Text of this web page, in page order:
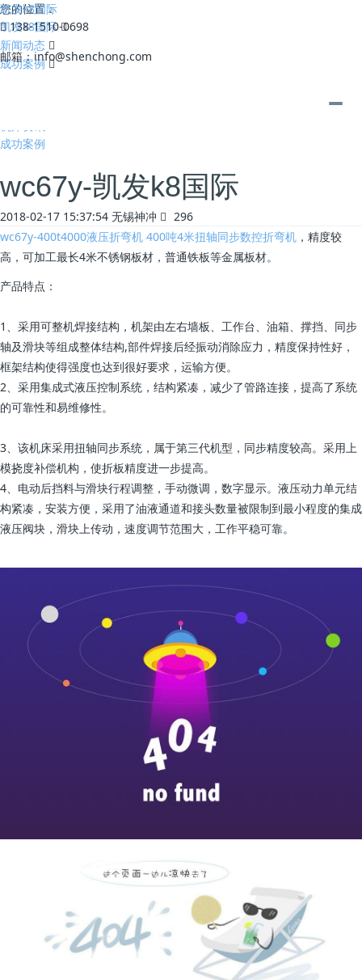
凯发k8国际
138-1510-0698
邮箱：info@shenchong.com
您的位置：
凯发k8国际
新闻动态
成功案例
成功案例
wc67y-凯发k8国际
2018-02-17 15:37:54 无锡神冲
296
wc67y-400t4000液压折弯机 400吨4米扭轴同步数控折弯机 ，精度较
高，可加工最长4米不锈钢板材，普通铁板等金属板材。
产品特点：
1、采用可整机焊接结构，机架由左右墙板、工作台、油箱、撑挡、同步
轴及滑块等组成整体结构,部件焊接后经振动消除应力，精度保持性好，
框架结构使得强度也达到很好要求，运输方便。
2、采用集成式液压控制系统，结构紧凑，减少了管路连接，提高了系统
的可靠性和易维修性。
3、该机床采用扭轴同步系统，属于第三代机型，同步精度较高。采用上
模挠度补偿机构，使折板精度进一步提高。
4、电动后挡料与滑块行程调整，手动微调，数字显示。液压动力单元结
构紧凑，安装方便，采用了油液通道和接头数量被限制到最小程度的集成
液压阀块，滑块上传动，速度调节范围大，工作平稳可靠。